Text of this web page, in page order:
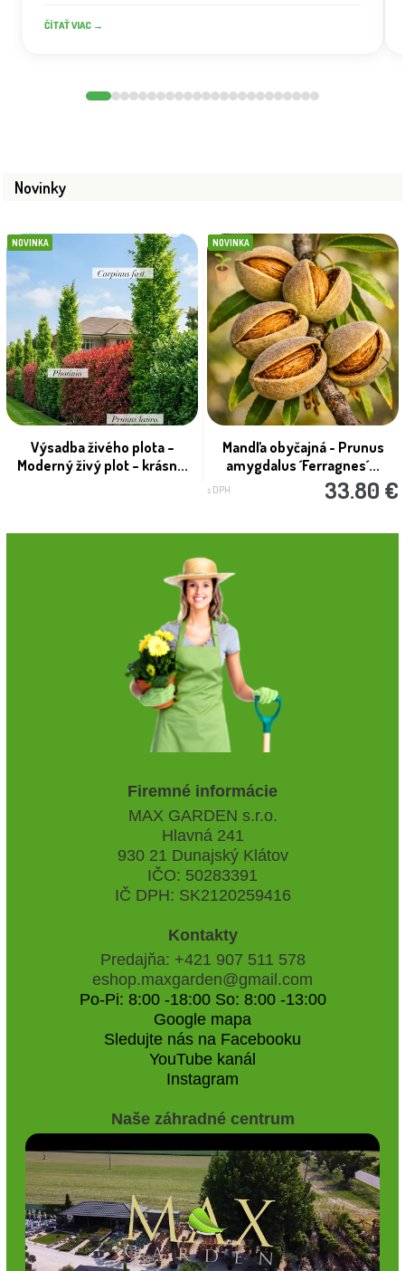
ČÍTAŤ VIAC →
Novinky
NOVINKA
Výsadba živého plota –
Moderný živý plot – krásn...
NOVINKA
Mandľa obyčajná - Prunus
amygdalus ´Ferragnes´...
s DPH 33.80 €
Firemné informácie
MAX GARDEN s.r.o.
Hlavná 241
930 21 Dunajský Klátov
IČO: 50283391
IČ DPH: SK2120259416
Kontakty
Predajňa: +421 907 511 578
eshop.maxgarden@gmail.com
Po-Pi: 8:00 -18:00 So: 8:00 -13:00
Google mapa
Sledujte nás na Facebooku
YouTube kanál
Instagram
Naše záhradné centrum